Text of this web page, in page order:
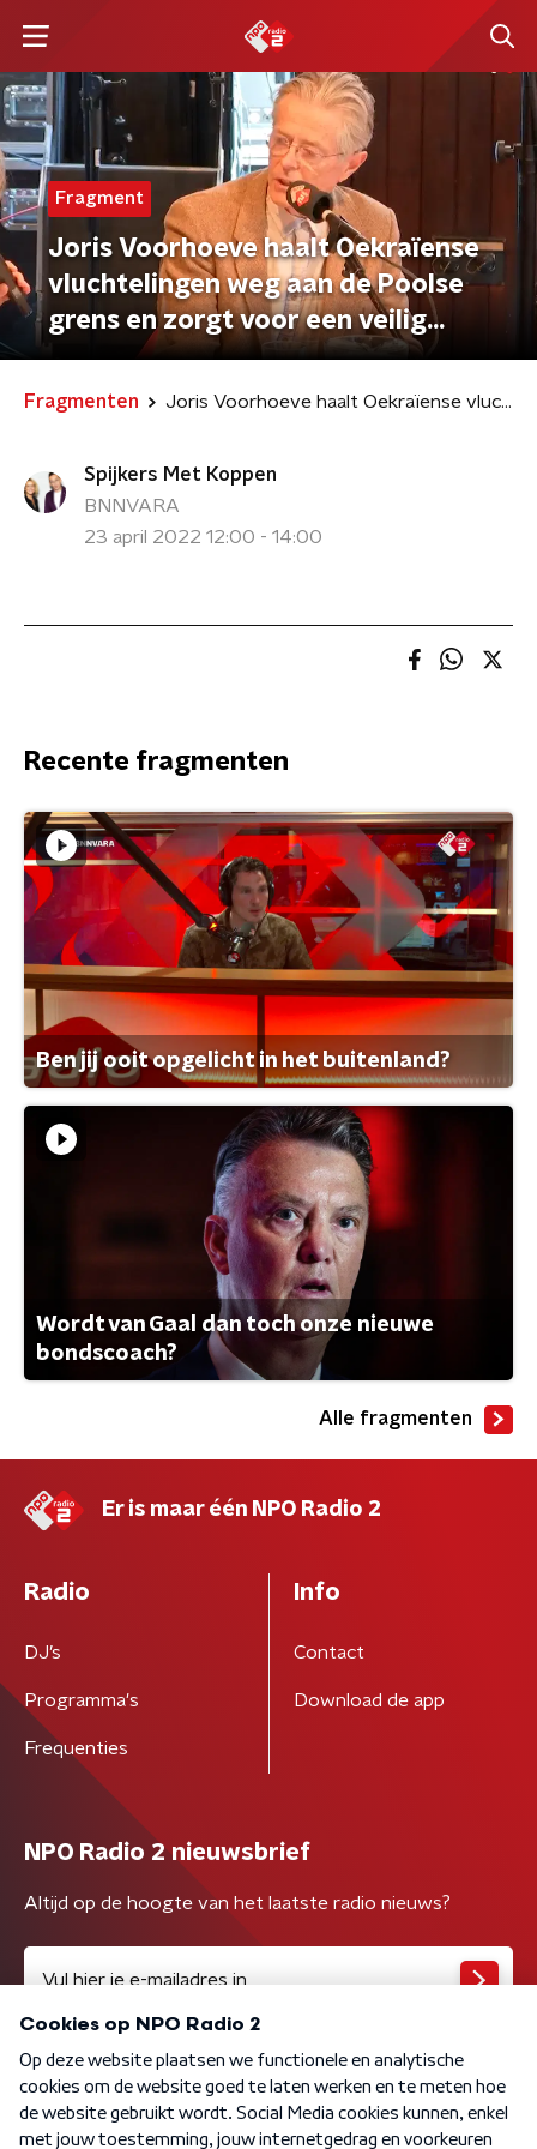
Fragment
Joris Voorhoeve haalt Oekraïense
vluchtelingen weg aan de Poolse
grens en zorgt voor een veilig
onderkomen.
Fragmenten Joris Voorhoeve haalt Oekraïense vluchtelingen weg aan de Poolse grens en zorgt voor een veilig onderkomen.
Spijkers Met Koppen
BNNVARA
23 april 2022 12:00 - 14:00
Recente fragmenten
Ben jij ooit opgelicht in het buitenland?
Wordt van Gaal dan toch onze nieuwe
bondscoach?
Alle fragmenten
Er is maar één NPO Radio 2
Radio
DJ’s
Programma's
Frequenties
Info
Contact
Download de app
NPO Radio 2 nieuwsbrief
Altijd op de hoogte van het laatste radio nieuws?
Algemene voorwaarden